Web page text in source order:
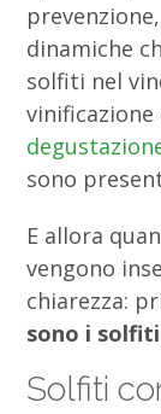
dinamiche
solfiti nel
sono
E allora
vengono
chiarezza:
sono i
Solfiti